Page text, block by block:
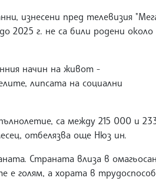
изнесени пред телевизия
2025 г. не са били родени около
начин на живот -
липсата на социални
са между 215 000 и
отбелязва още Нюз ин.
Страната влиза в омагьосан
е голям, а хората в